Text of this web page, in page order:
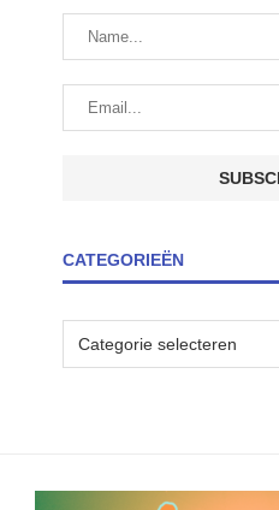
CATEGORIEËN